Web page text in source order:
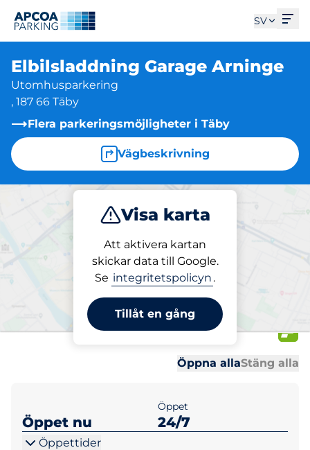
SV
Elbilsladdning Garage Arninge
Utomhusparkering
, 187 66 Täby
Flera parkeringsmöjligheter i Täby
Vägbeskrivning
Visa karta
Att aktivera kartan
skickar data till Google.
Se integritetspolicyn .
Tillåt en gång
Parkera Ladda
Laddning på plats
Elbilsladdning Garage
Arninge
Öppna allaStäng alla
Öppet nu
Öppet
24/7
Öppettider